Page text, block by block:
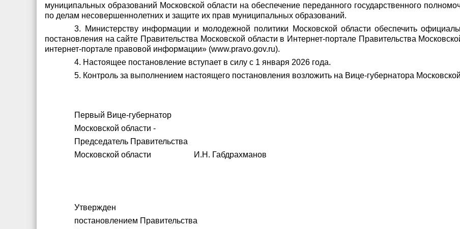
муниципальных образований Московской области на обеспечение переданного государственного
по делам несовершеннолетних и защите их прав муниципальных образований.
3. Министерству информации и молодежной политики Московской области обеспечить
постановления на сайте Правительства Московской области в Интернет-портале Правительства
интернет-портале правовой информации» (www.pravo.gov.ru).
4. Настоящее постановление вступает в силу с 1 января 2026 года.
5. Контроль за выполнением настоящего постановления возложить на Вице-губернатора
Первый Вице-губернатор
Московской области -
Председатель Правительства
Московской области И.Н. Габдрахманов
Утвержден
постановлением Правительства